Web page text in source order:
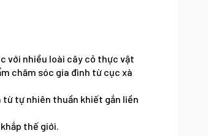
với nhiều loài cây cỏ thực vật
chăm sóc gia đình từ cục xà
từ tự nhiên thuần khiết gắn liền
thế giới.